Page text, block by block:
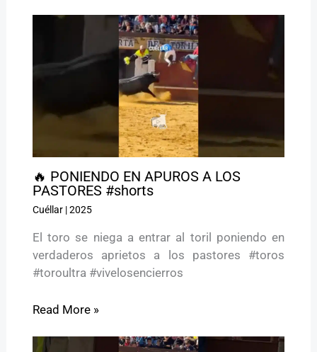
🔥 PONIENDO EN APUROS A LOS
PASTORES #shorts
Cuéllar|2025
El toro se niega a entrar al toril poniendo en
verdaderos aprietos a los pastores #toros
#toroultra #vivelosencierros
Read More »